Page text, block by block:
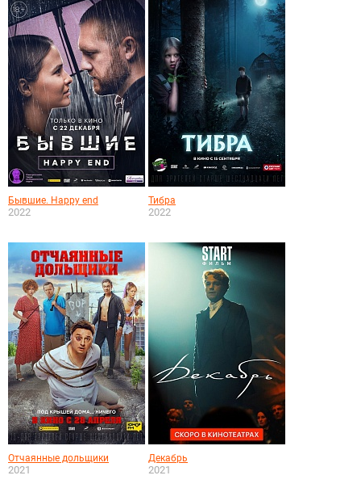
Бывшие. Happy end
2022
Тибра
2022
Отчаянные дольщики
2021
Декабрь
2021